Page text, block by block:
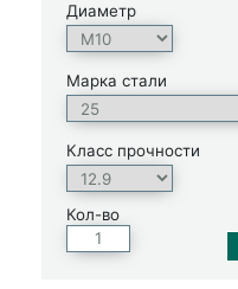
Диаметр
Марка стали
Класс прочности
Кол-во